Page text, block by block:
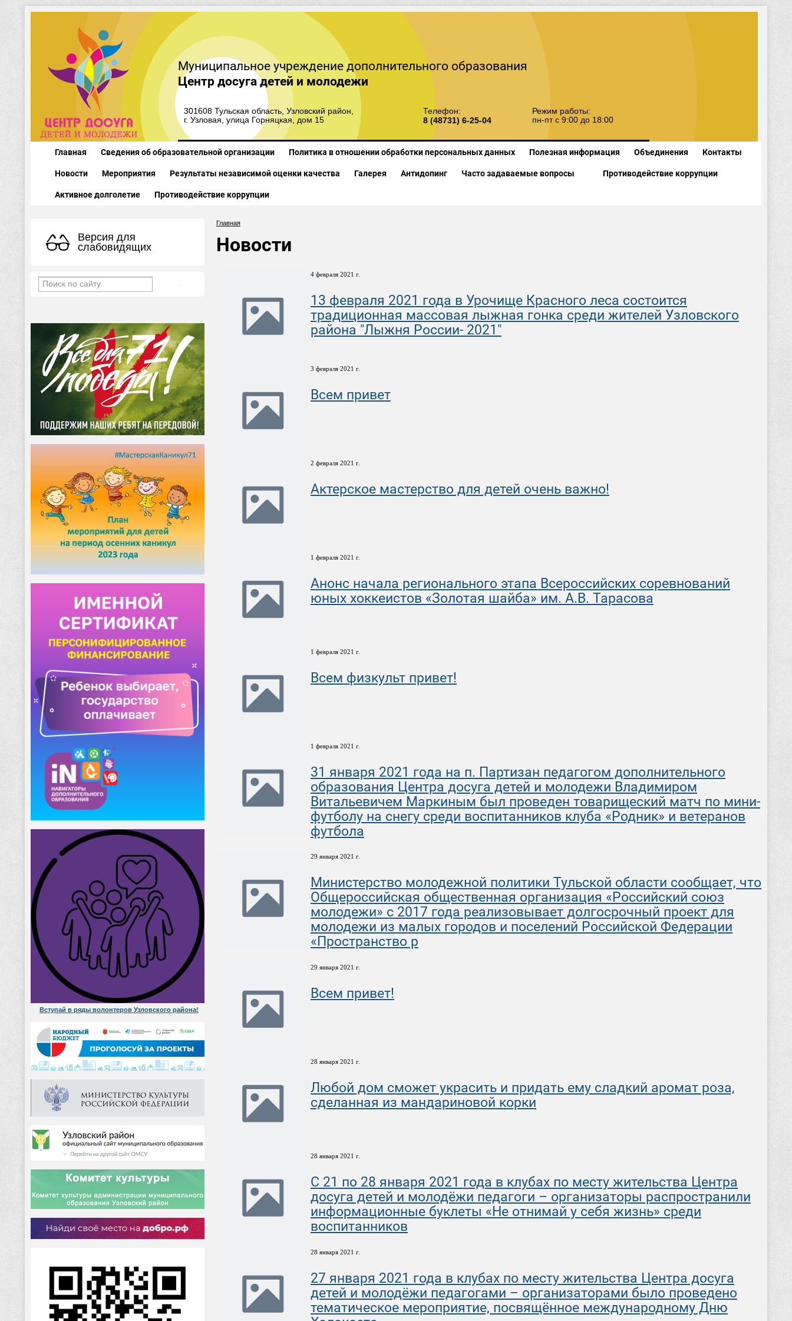
Муниципальное учреждение дополнительного образования
Центр досуга детей и молодежи
301608 Тульская область, Узловский район,
г. Узловая, улица Горняцкая, дом 15
Телефон:
8 (48731) 6-25-04
Режим работы:
пн-пт с 9:00 до 18:00
Главная Сведения об образовательной организации Политика в отношении обработки персональных данных Полезная информация Объединения Контакты
Новости Мероприятия Результаты независимой оценки качества Галерея Антидопинг Часто задаваемые вопросы Противодействие коррупции
Активное долголетие Противодействие коррупции
Версия для
слабовидящих
Вступай в ряды волонтеров Узловского района!
Главная
Новости
4 февраля 2021 г.
13 февраля 2021 года в Урочище Красного леса состоится
традиционная массовая лыжная гонка среди жителей Узловского
района "Лыжня России- 2021"
3 февраля 2021 г.
Всем привет
2 февраля 2021 г.
Актерское мастерство для детей очень важно!
1 февраля 2021 г.
Анонс начала регионального этапа Всероссийских соревнований
юных хоккеистов «Золотая шайба» им. А.В. Тарасова
1 февраля 2021 г.
Всем физкульт привет!
1 февраля 2021 г.
31 января 2021 года на п. Партизан педагогом дополнительного
образования Центра досуга детей и молодежи Владимиром
Витальевичем Маркиным был проведен товарищеский матч по мини-
футболу на снегу среди воспитанников клуба «Родник» и ветеранов
футбола
29 января 2021 г.
Министерство молодежной политики Тульской области сообщает, что
Общероссийская общественная организация «Российский союз
молодежи» с 2017 года реализовывает долгосрочный проект для
молодежи из малых городов и поселений Российской Федерации
«Пространство р
29 января 2021 г.
Всем привет!
28 января 2021 г.
Любой дом сможет украсить и придать ему сладкий аромат роза,
сделанная из мандариновой корки
28 января 2021 г.
С 21 по 28 января 2021 года в клубах по месту жительства Центра
досуга детей и молодёжи педагоги – организаторы распространили
информационные буклеты «Не отнимай у себя жизнь» среди
воспитанников
28 января 2021 г.
27 января 2021 года в клубах по месту жительства Центра досуга
детей и молодёжи педагогами – организаторами было проведено
тематическое мероприятие, посвящённое международному Дню